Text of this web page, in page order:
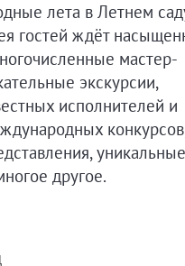
лета в Летнем
гостей ждёт
мастер-
экскурсии,
исполнителей и
уникальные
другое.